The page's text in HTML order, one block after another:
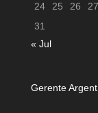
24
25 26 27
31
« Jul
Gerente